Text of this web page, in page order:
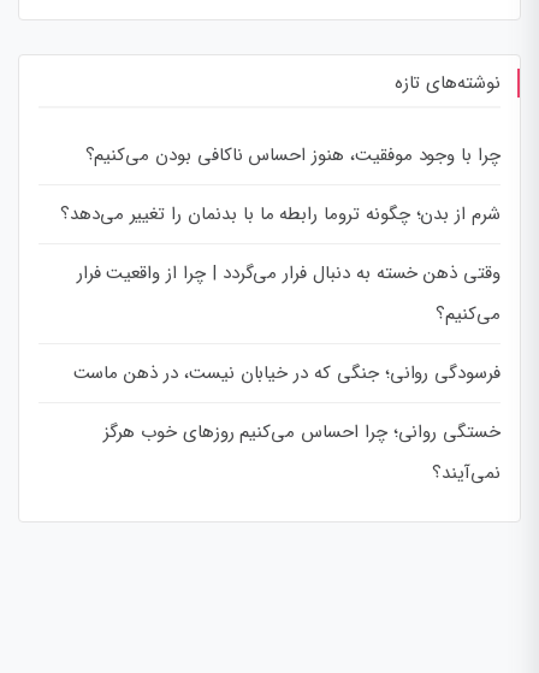
نوشته‌های تازه
چرا با وجود موفقیت، هنوز احساس ناکافی بودن می‌کنیم؟
شرم از بدن؛ چگونه تروما رابطه ما با بدنمان را تغییر می‌دهد؟
وقتی ذهن خسته به دنبال فرار می‌گردد | چرا از واقعیت فرار
می‌کنیم؟
فرسودگی روانی؛ جنگی که در خیابان نیست، در ذهن ماست
خستگی روانی؛ چرا احساس می‌کنیم روزهای خوب هرگز
نمی‌آیند؟